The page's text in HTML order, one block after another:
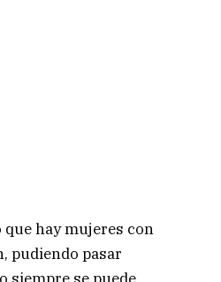
que hay mujeres con
pudiendo pasar